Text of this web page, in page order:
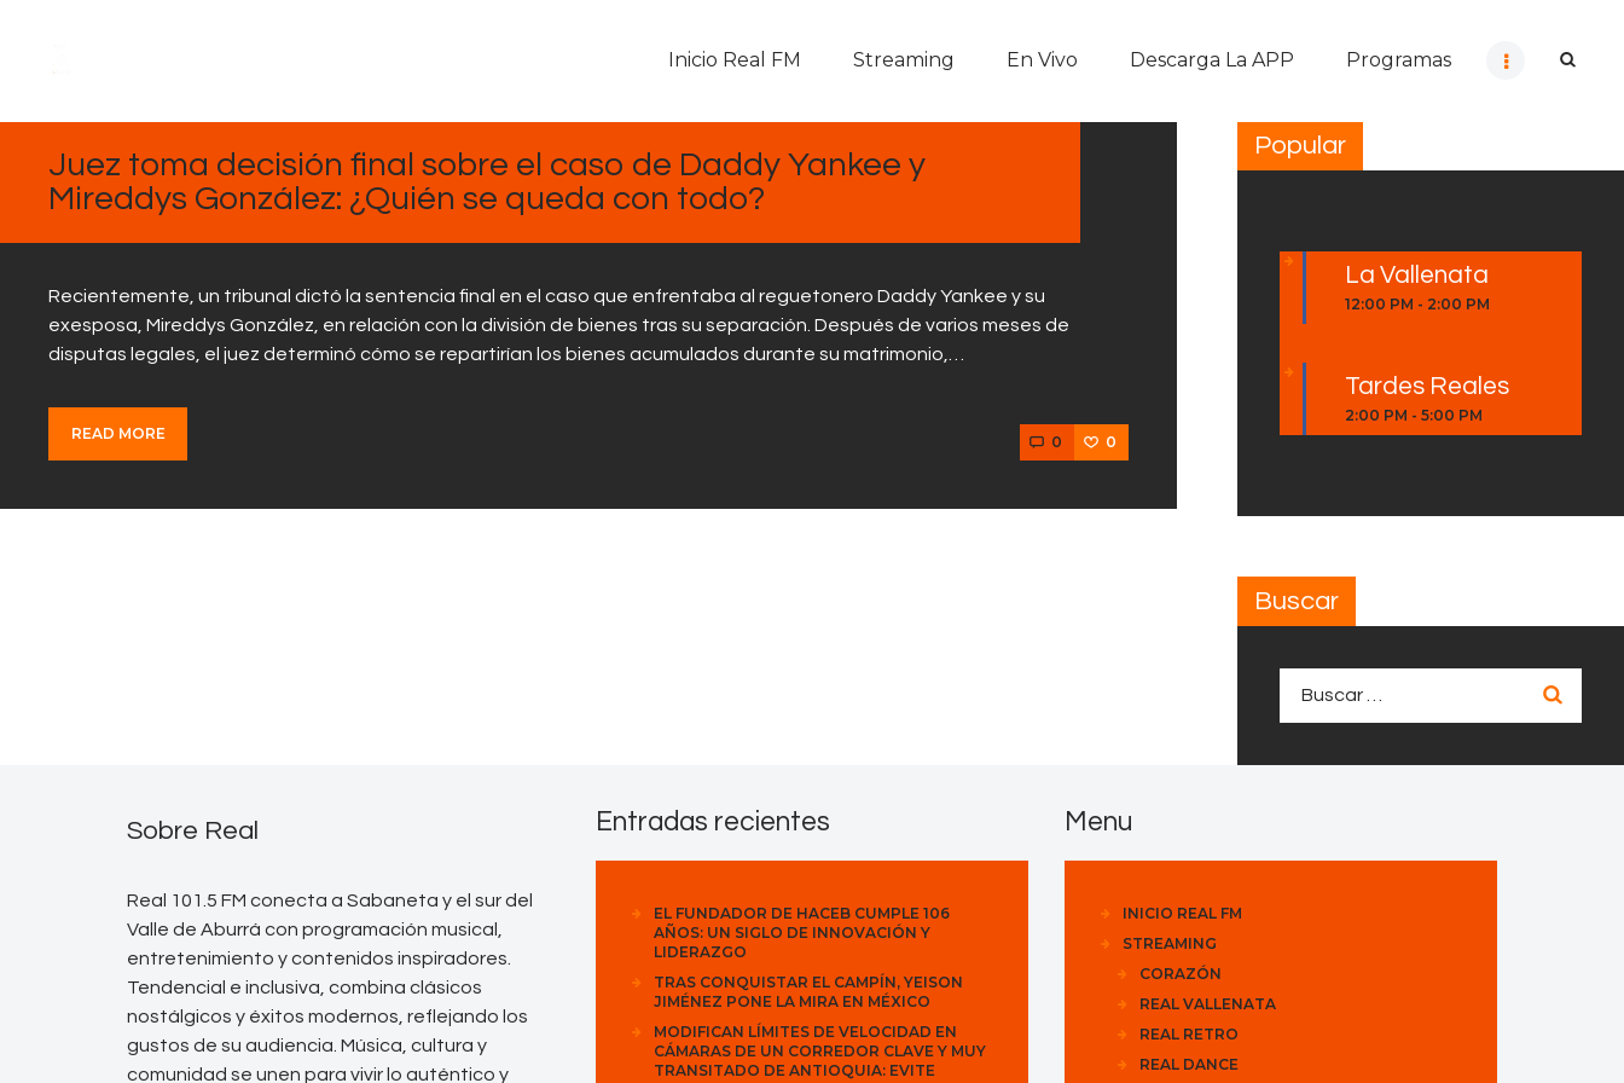
Inicio Real FM Streaming En Vivo Descarga La APP Programas
En Vivo
Descarga La APP
Programas
Noticias
Juez toma decisión final sobre el caso de Daddy Yankee y
Mireddys González: ¿Quién se queda con todo?
Recientemente, un tribunal dictó la sentencia final en el caso que enfrentaba al reguetonero Daddy Yankee y su
exesposa, Mireddys González, en relación con la división de bienes tras su separación. Después de varios meses de
disputas legales, el juez determinó cómo se repartirían los bienes acumulados durante su matrimonio,…
READ MORE 0 0
Popular
La Vallenata
12:00 PM - 2:00 PM
Tardes Reales
2:00 PM -5:00 PM
Buscar
Sobre Real
Real 101.5 FM conecta a Sabaneta y el sur del
Valle de Aburrá con programación musical,
entretenimiento y contenidos inspiradores.
Tendencial e inclusiva, combina clásicos
nostálgicos y éxitos modernos, reflejando los
gustos de su audiencia. Música, cultura y
comunidad se unen para vivir lo auténtico y
Entradas recientes
EL FUNDADOR DE HACEB CUMPLE 106
AÑOS: UN SIGLO DE INNOVACIÓN Y
LIDERAZGO
TRAS CONQUISTAR EL CAMPÍN, YEISON
JIMÉNEZ PONE LA MIRA EN MÉXICO
MODIFICAN LÍMITES DE VELOCIDAD EN
CÁMARAS DE UN CORREDOR CLAVE Y MUY
TRANSITADO DE ANTIOQUIA: EVITE
Menu
INICIO REAL FM
STREAMING
CORAZÓN
REAL VALLENATA
REAL RETRO
REAL DANCE